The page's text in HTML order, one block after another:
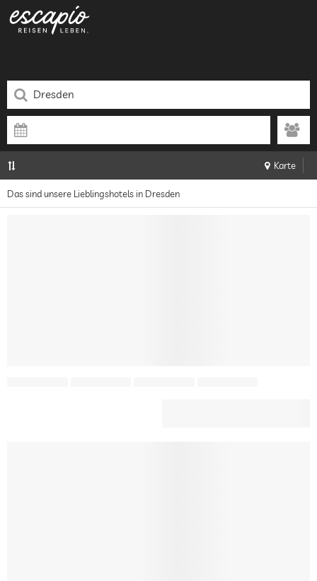
Karte
Das sind unsere Lieblingshotels in Dresden